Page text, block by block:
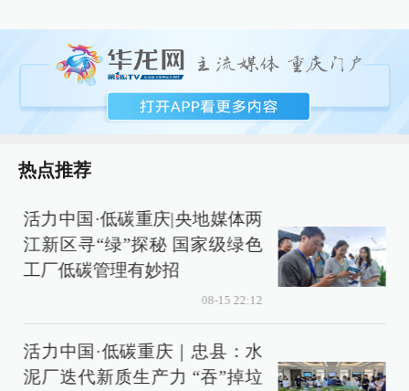
热点推荐
活力中国·低碳重庆|央地媒体两
江新区寻“绿”探秘 国家级绿色
工厂低碳管理有妙招
08-15 22:12
活力中国·低碳重庆｜忠县：水
泥厂迭代新质生产力 “吞”掉垃